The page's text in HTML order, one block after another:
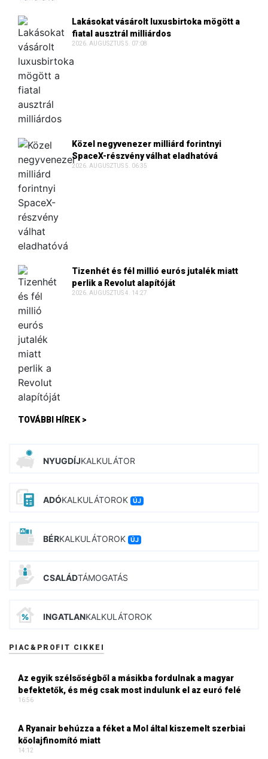
Lakásokat vásárolt luxusbirtoka mögött a
fiatal ausztrál milliárdos
2026. AUGUSZTUS 5. 07:08
Közel negyvenezer milliárd forintnyi
SpaceX-részvény válhat eladhatóvá
2026. AUGUSZTUS 5. 06:35
Tizenhét és fél millió eurós jutalék miatt
perlik a Revolut alapítóját
2026. AUGUSZTUS 4. 14:27
TOVÁBBI HÍREK >
NYUGDÍJKALKULÁTOR
ADÓKALKULÁTOROK ÚJ
BÉRKALKULÁTOROK ÚJ
CSALÁDTÁMOGATÁS
INGATLANKALKULÁTOROK
PIAC&PROFIT CIKKEI
Az egyik szélsőségből a másikba fordulnak a magyar
befektetők, és még csak most indulunk el az euró felé
16:56
A Ryanair behúzza a féket a Mol által kiszemelt szerbiai
kőolajfinomító miatt
14:12